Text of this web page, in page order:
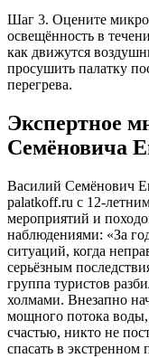
Шаг 3. Оцените
освещённость в
как движутся
просушить палатку
перегрева.
Экспертное
Семёновича
Василий Семёнович
palatkoff.ru с 12-
мероприятий и
наблюдениями: «За
ситуаций, когда
серьёзным
группа туристов
холмами. Внезапно
мощного потока
счастью, никто не
спасать в экстренном